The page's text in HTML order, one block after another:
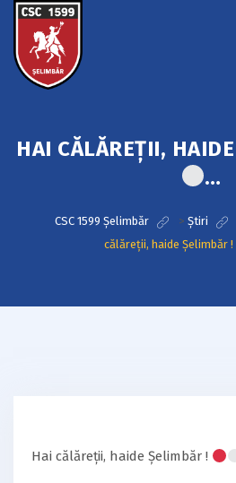
HAI CĂLĂREȚII,
…
CSC 1599 Șelimbăr > Știri
călăreții, haide Șelimbăr !
Hai călăreții, haide Șelimbăr !